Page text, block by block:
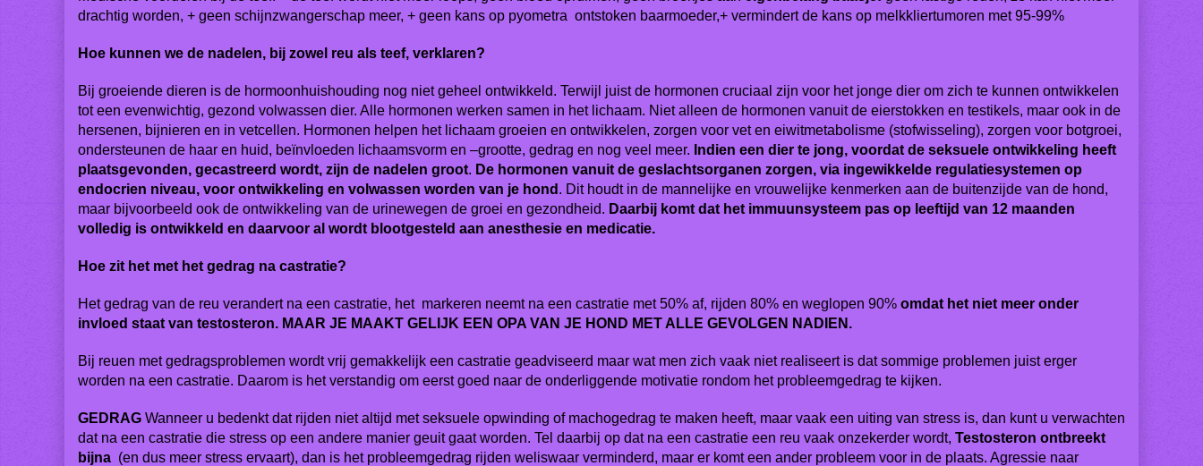
drachtig worden, + geen schijnzwangerschap meer, + geen kans op pyometra ontstoken baarmoeder,+ vermindert de kans op melkkliertumoren met 95-99%
Hoe kunnen we de nadelen, bij zowel reu als teef, verklaren?
Bij groeiende dieren is de hormoonhuishouding nog niet geheel ontwikkeld. Terwijl juist de hormonen cruciaal zijn voor het jonge dier om zich te kunnen ontwikkelen
tot een evenwichtig, gezond volwassen dier. Alle hormonen werken samen in het lichaam. Niet alleen de hormonen vanuit de eierstokken en testikels, maar ook in de
hersenen, bijnieren en in vetcellen. Hormonen helpen het lichaam groeien en ontwikkelen, zorgen voor vet en eiwitmetabolisme (stofwisseling), zorgen voor botgroei,
ondersteunen de haar en huid, beïnvloeden lichaamsvorm en –grootte, gedrag en nog veel meer. Indien een dier te jong, voordat de seksuele ontwikkeling heeft
plaatsgevonden, gecastreerd wordt, zijn de nadelen groot. De hormonen vanuit de geslachtsorganen zorgen, via ingewikkelde regulatiesystemen op
endocrien niveau, voor ontwikkeling en volwassen worden van je hond . Dit houdt in de mannelijke en vrouwelijke kenmerken aan de buitenzijde van de hond,
maar bijvoorbeeld ook de ontwikkeling van de urinewegen de groei en gezondheid. Daarbij komt dat het immuunsysteem pas op leeftijd van 12 maanden
volledig is ontwikkeld en daarvoor al wordt blootgesteld aan anesthesie en medicatie.
Hoe zit het met het gedrag na castratie?
Het gedrag van de reu verandert na een castratie, het markeren neemt na een castratie met 50% af, rijden 80% en weglopen 90% omdat het niet meer onder
invloed staat van testosteron. MAAR JE MAAKT GELIJK EEN OPA VAN JE HOND MET ALLE GEVOLGEN NADIEN.
Bij reuen met gedragsproblemen wordt vrij gemakkelijk een castratie geadviseerd maar wat men zich vaak niet realiseert is dat sommige problemen juist erger
worden na een castratie. Daarom is het verstandig om eerst goed naar de onderliggende motivatie rondom het probleemgedrag te kijken.
GEDRAG Wanneer u bedenkt dat rijden niet altijd met seksuele opwinding of machogedrag te maken heeft, maar vaak een uiting van stress is, dan kunt u verwachten
dat na een castratie die stress op een andere manier geuit gaat worden. Tel daarbij op dat na een castratie een reu vaak onzekerder wordt, Testosteron ontbreekt
bijna (en dus meer stress ervaart), dan is het probleemgedrag rijden weliswaar verminderd, maar er komt een ander probleem voor in de plaats. Agressie naar